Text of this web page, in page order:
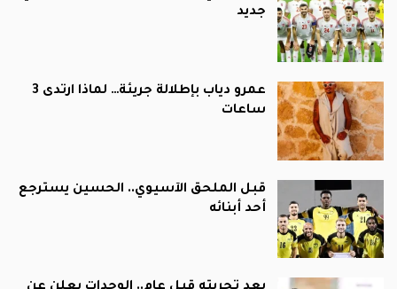
جديد
عمرو دياب بإطلالة جريئة… لماذا ارتدى 3
ساعات
قبل الملحق الآسيوي.. الحسين يسترجع
أحد أبنائه